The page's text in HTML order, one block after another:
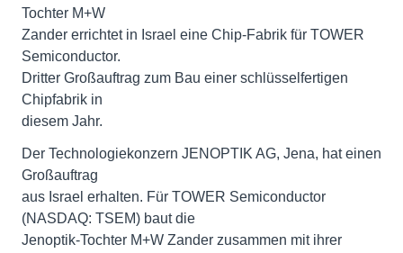
Tochter M+W
Zander errichtet in Israel eine Chip-Fabrik für TOWER
Semiconductor.
Dritter Großauftrag zum Bau einer schlüsselfertigen
Chipfabrik in
diesem Jahr.
Der Technologiekonzern JENOPTIK AG, Jena, hat einen
Großauftrag
aus Israel erhalten. Für TOWER Semiconductor
(NASDAQ: TSEM) baut die
Jenoptik-Tochter M+W Zander zusammen mit ihrer